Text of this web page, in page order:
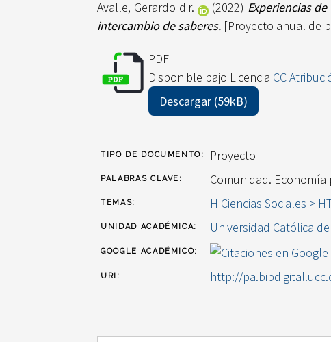
Avalle, Gerardo dir. (2022) Experiencias
intercambio de saberes. [Proyecto anual de
PDF
Disponible bajo Licencia CC
Descargar (59kB)
TIPO DE DOCUMENTO: Proyecto
PALABRAS CLAVE: Comunidad. Economía
TEMAS: H Ciencias Sociales >
UNIDAD ACADÉMICA: Universidad Católica
GOOGLE ACADÉMICO:
URI: http://